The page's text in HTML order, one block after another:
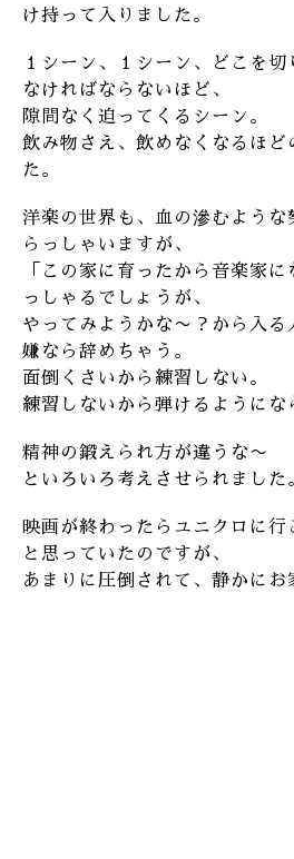
け持って入りました。
１シーン、１シーン、どこを
なければならないほど、
隙間なく迫ってくるシーン。
飲み物さえ、飲めなくなるほど
た。
洋楽の世界も、血の滲むような
らっしゃいますが、
「この家に育ったから音楽家
っしゃるでしょうが、
やってみようかな〜？から入る
嫌なら辞めちゃう。
面倒くさいから練習しない。
練習しないから弾けるようにな
精神の鍛えられ方が違うな〜
といろいろ考えさせられました
映画が終わったらユニクロに行
と思っていたのですが、
あまりに圧倒されて、静かにお